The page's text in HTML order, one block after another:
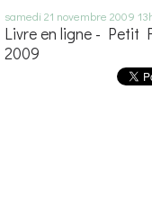
samedi 21 novembre 2009
Livre en ligne - Petit
2009